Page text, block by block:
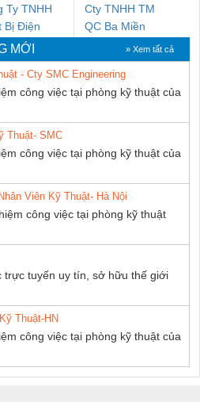
Ty TNHH
Bị Điện
Thịnh
Cty TNHH TM
QC Ba Miền
MỚI » Xem tất cả
- Cty SMC Engineering
công việc tại phòng kỹ thuật của
Thuật- SMC
công việc tại phòng kỹ thuật của
Viên Kỹ Thuật- Hà Nội
công việc tại phòng kỹ thuật
trực tuyến uy tín, sở hữu thế giới
Thuật-HN
công việc tại phòng kỹ thuật của